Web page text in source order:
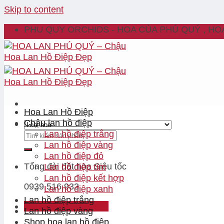
Skip to content
PHU QUY ORCHIDS - HOA CỦA PHÚ QUÝ ,
Tổng đài đặt hoaSiêu tốc
0939.516.933
Đăng nhập / Đăng ký
Hoa Lan Hồ Điệp
Chậu lan hồ điệp
Lan hồ điệp trắng
Lan hồ điệp vàng
Lan hồ điệp đỏ
Lan hồ điệp tím
Lan hồ điệp kết hợp
Lan hồ điệp xanh
Lan hồ điệp trắng
Lan hồ điệp vàng